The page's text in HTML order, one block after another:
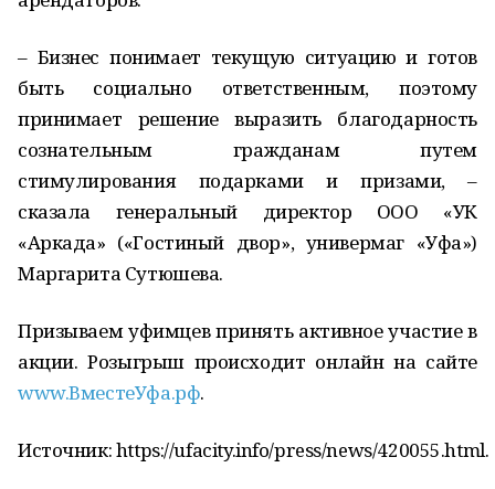
– Бизнес понимает текущую ситуацию и готов
быть социально ответственным, поэтому
принимает решение выразить благодарность
сознательным гражданам путем
стимулирования подарками и призами, –
сказала генеральный директор ООО «УК
«Аркада» («Гостиный двор», универмаг «Уфа»)
Маргарита Сутюшева.
Призываем уфимцев принять активное участие в
акции. Розыгрыш происходит онлайн на сайте
www.ВместеУфа.рф.
Источник: https://ufacity.info/press/news/420055.html.